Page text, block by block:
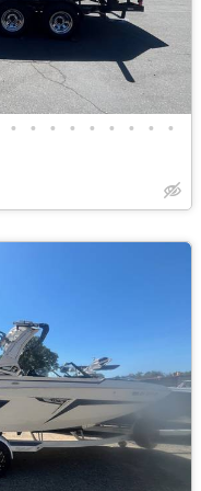
• • • • • • • • •